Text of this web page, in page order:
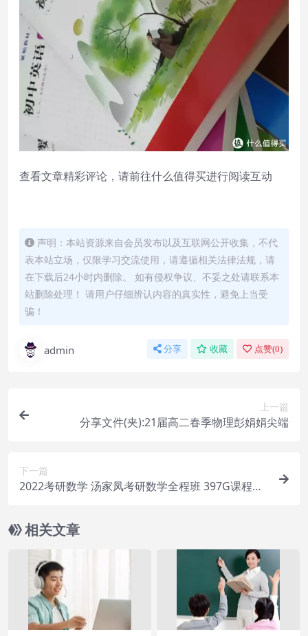
查看文章精彩评论，请前往什么值得买进行阅读互动
声明：本站资源来自会员发布以及互联网公开收集，不代
表本站立场，仅限学习交流使用，请遵循相关法律法规，请
在下载后24小时内删除。 如有侵权争议、不妥之处请联系本
站删除处理！ 请用户仔细辨认内容的真实性，避免上当受
骗！
admin 分享 收藏 点赞(0)
上一篇
分享文件(夹):21届高二春季物理彭娟娟尖端
下一篇
2022考研数学 汤家凤考研数学全程班 397G课程合
相关文章